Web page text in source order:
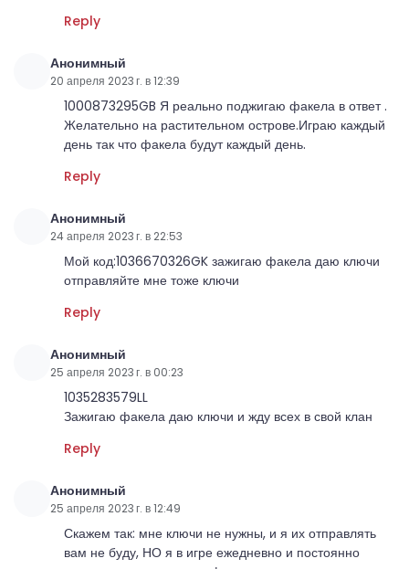
Reply
Анонимный
20 апреля 2023 г. в 12:39
1000873295GB Я реально поджигаю факела в ответ .
Желательно на растительном острове.Играю каждый
день так что факела будут каждый день.
Reply
Анонимный
24 апреля 2023 г. в 22:53
Мой код:1036670326GK зажигаю факела даю ключи
отправляйте мне тоже ключи
Reply
Анонимный
25 апреля 2023 г. в 00:23
1035283579LL
Зажигаю факела даю ключи и жду всех в свой клан
Reply
Анонимный
25 апреля 2023 г. в 12:49
Скажем так: мне ключи не нужны, и я их отправлять
вам не буду, НО я в игре ежедневно и постоянно